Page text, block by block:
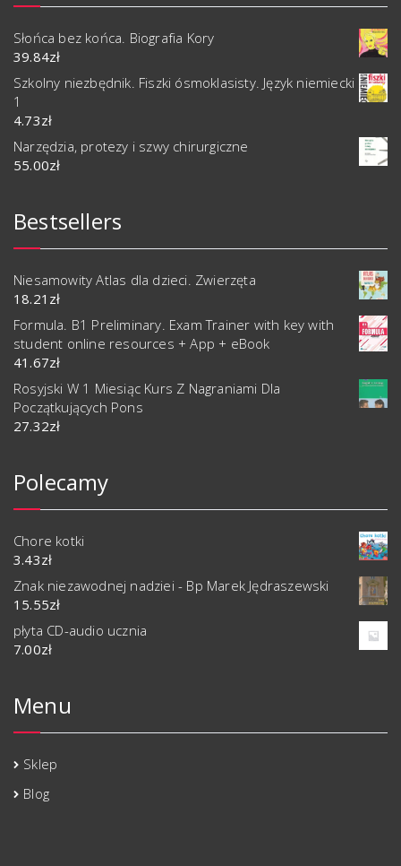
Słońca bez końca. Biografia Kory
39.84zł
Szkolny niezbędnik. Fiszki ósmoklasisty. Język niemiecki
1
4.73zł
Narzędzia, protezy i szwy chirurgiczne
55.00zł
Bestsellers
Niesamowity Atlas dla dzieci. Zwierzęta
18.21 zł
Formula. B1 Preliminary. Exam Trainer with key with
student online resources + App + eBook
41.67zł
Rosyjski W 1 Miesiąc Kurs Z Nagraniami Dla
Początkujących Pons
27.32zł
Polecamy
Chore kotki
3.43zł
Znak niezawodnej nadziei - Bp Marek Jędraszewski
15.55zł
płyta CD-audio ucznia
7.00zł
Menu
Sklep
Blog